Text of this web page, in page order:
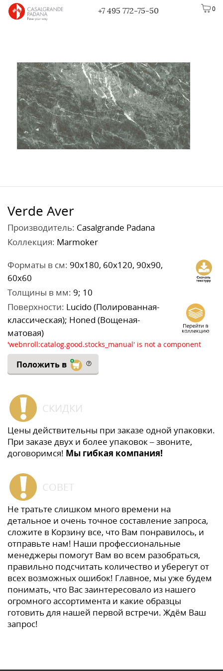
0
+7 495 772-75-50
Verde Aver
Производитель: Casalgrande Padana
Коллекция: Marmoker
Форматы в см: 90x180, 60x120, 90x90,
60x60
Толщины в мм: 9; 10
Поверхности: Lucido (Полированная-
классическая); Honed (Вощеная-
матовая)
'webnroll:catalog.good.stocks_manual' is not a component
Положить в
СКИДКИ
Цены действительны при заказе одной упаковки.
При заказе двух и более упаковок – звоните,
договоримся! Мы гибкая компания!
СОВЕТ
Не тратьте слишком много времени на
детальное и очень точное составление запроса,
сложите в Корзину все, что Вам понравилось, и
отправьте нам! Наши профессиональные
менеджеры помогут Вам во всем разобраться,
правильно подсчитать количество и уберегут от
всех возможных ошибок! Главное, мы уже будем
понимать, что Вас заинтересовало из нашего
огромного ассортимента и какие образцы
готовить для нашей первой встречи. Ждём Ваш
запрос!